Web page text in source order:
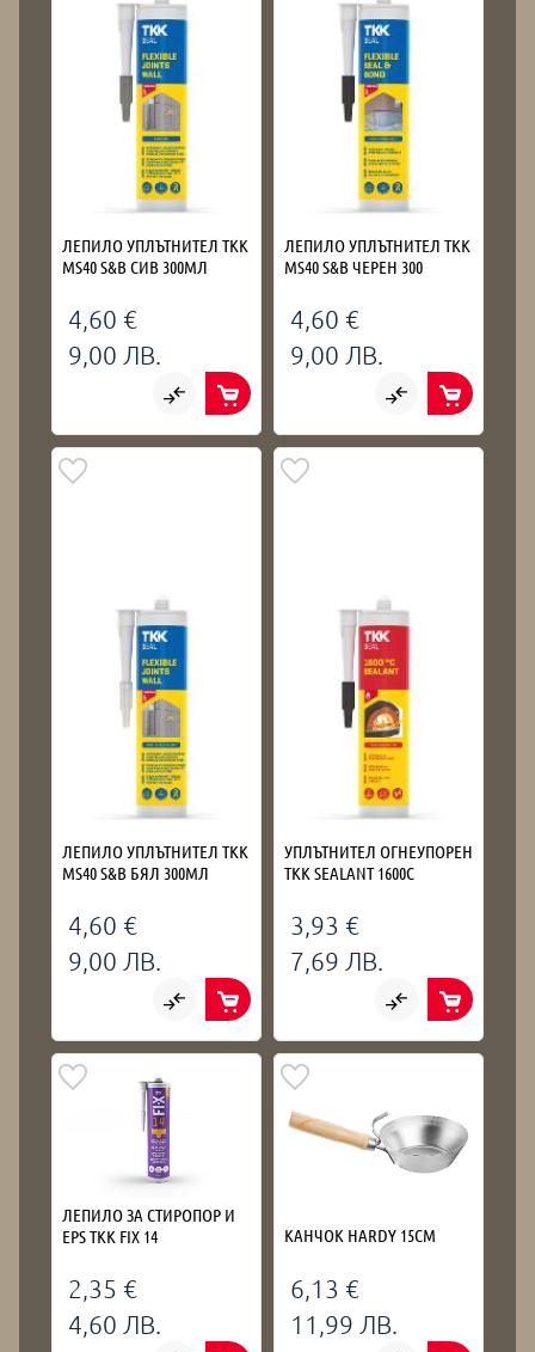
ЛЕПИЛО УПЛЪТНИТЕЛ TKK
MS40 S&B СИВ 300МЛ
4,60 €
9,00 ЛВ.
ЛЕПИЛО УПЛЪТНИТЕЛ TKK
MS40 S&B ЧЕРЕН 300
4,60 €
9,00 ЛВ.
ЛЕПИЛО УПЛЪТНИТЕЛ TKK
MS40 S&B БЯЛ 300МЛ
4,60 €
9,00 ЛВ.
УПЛЪТНИТЕЛ ОГНЕУПОРЕН
TKK SEALANT 1600C
3,93 €
7,69 ЛВ.
ЛЕПИЛО ЗА СТИРОПОР И
EPS TKK FIX 14
2,35 €
4,60 ЛВ.
КАНЧОК HARDY 15СМ
6,13 €
11,99 ЛВ.